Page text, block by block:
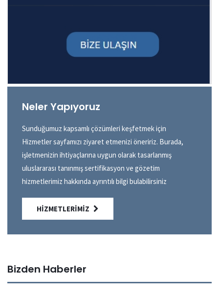
Neler Yapıyoruz
Sunduğumuz kapsamlı çözümleri keşfetmek için
Hizmetler sayfamızı ziyaret etmenizi öneririz. Burada,
işletmenizin ihtiyaçlarına uygun olarak tasarlanmış
uluslararası tanınmış sertifikasyon ve gözetim
hizmetlerimiz hakkında ayrıntılı bilgi bulabilirsiniz
HIZMETLERIMIZ
Bizden Haberler